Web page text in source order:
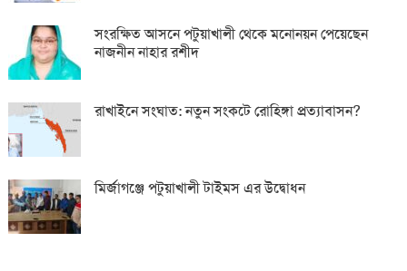
সংরক্ষিত আসনে পটুয়াখালী থেকে মনোনয়ন পেয়েছেন
নাজনীন নাহার রশীদ
রাখাইনে সংঘাত: নতুন সংকটে রোহিঙ্গা প্রত্যাবাসন?
মির্জাগঞ্জে পটুয়াখালী টাইমস এর উদ্বোধন